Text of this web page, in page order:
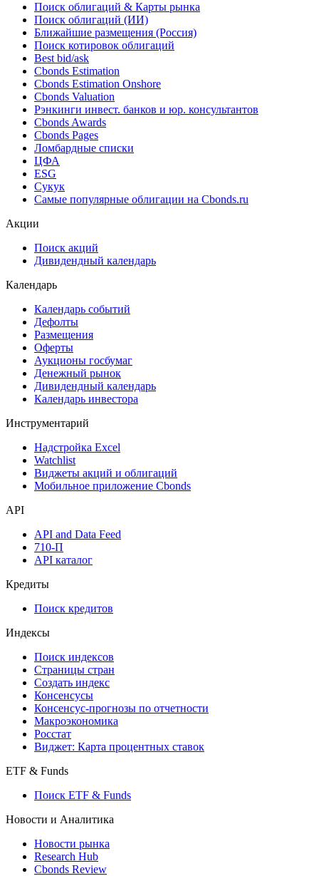
Поиск облигаций & Карты рынка
Поиск облигаций (ИИ)
Ближайшие размещения (Россия)
Поиск котировок облигаций
Best bid/ask
Cbonds Estimation
Cbonds Estimation Onshore
Cbonds Valuation
Рэнкинги инвест. банков и юр. консультантов
Cbonds Awards
Cbonds Pages
Ломбардные списки
ЦФА
ESG
Сукук
Самые популярные облигации на Cbonds.ru
Акции
Поиск акций
Дивидендный календарь
Календарь
Календарь событий
Дефолты
Размещения
Оферты
Аукционы госбумаг
Денежный рынок
Дивидендный календарь
Календарь инвестора
Инструментарий
Надстройка Excel
Watchlist
Виджеты акций и облигаций
Мобильное приложение Cbonds
API
API and Data Feed
710-П
API каталог
Кредиты
Поиск кредитов
Индексы
Поиск индексов
Страницы стран
Создать индекс
Консенсусы
Консенсус-прогнозы по отчетности
Макроэкономика
Росстат
Виджет: Карта процентных ставок
ETF & Funds
Поиск ETF & Funds
Новости и Аналитика
Новости рынка
Research Hub
Cbonds Review